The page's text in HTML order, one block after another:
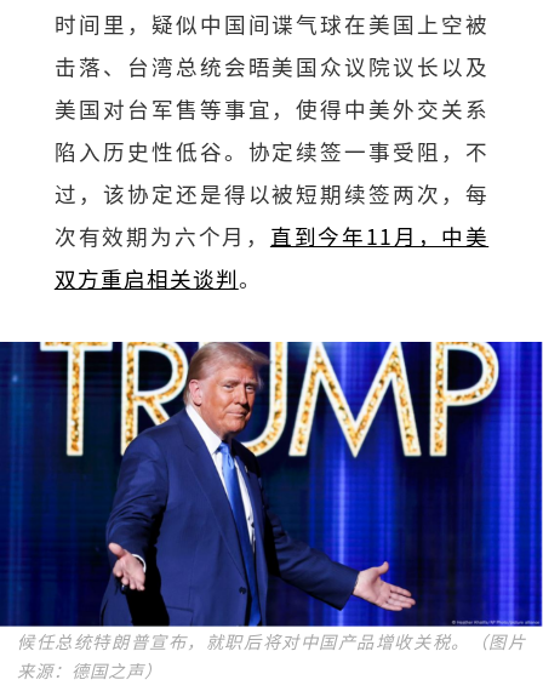
时间里，疑似中国间谍气球在美国上空被
击落、台湾总统会晤美国众议院议长以及
美国对台军售等事宜，使得中美外交关系
陷入历史性低谷。协定续签一事受阻，不
过，该协定还是得以被短期续签两次，每
次有效期为六个月， 直到今年11月，中美
双方重启相关谈判。
候任总统特朗普宣布，就职后将对中国产品增收关税。（图片
来源：德国之声）